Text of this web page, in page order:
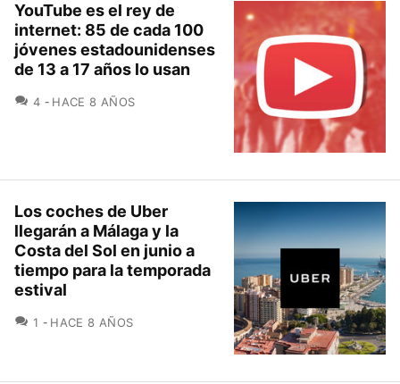
YouTube es el rey de
internet: 85 de cada 100
jóvenes estadounidenses
de 13 a 17 años lo usan
4 COMENTARIOS
HACE 8 AÑOS
Los coches de Uber
llegarán a Málaga y la
Costa del Sol en junio a
tiempo para la temporada
estival
1 COMENTARIOS
HACE 8 AÑOS